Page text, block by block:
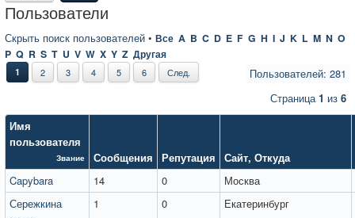
Пользователи
Скрыть поиск пользователей • Все A B C D E F G H I J K L M N O
P Q R S T U V W X Y Z Другая
Пользователей: 281
1 2 3 4 5 6 След.
Страница1 из 6
Имя
пользователя
Звание Сообщения Репутация Сайт, Откуда
Capybara
14 0
Москва
Сережкина
1 0 Екатеринбург